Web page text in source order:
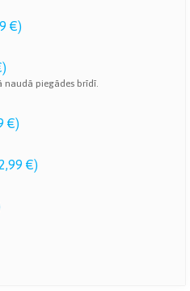
€)
)
naudā piegādes brīdī.
€)
€)